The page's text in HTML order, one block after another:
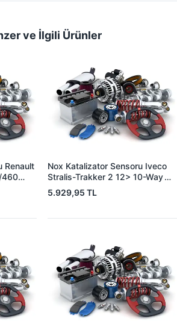
ve İlgili Ürünler
Renault
460
01130
Nox Katalizator Sensoru Iveco
Stralis-Trakker 2 12> 10-Way
19> Euro 6 834 Mm - 5 Pin |
YUNYI NOX1208 | OEM
5.929,95 TL